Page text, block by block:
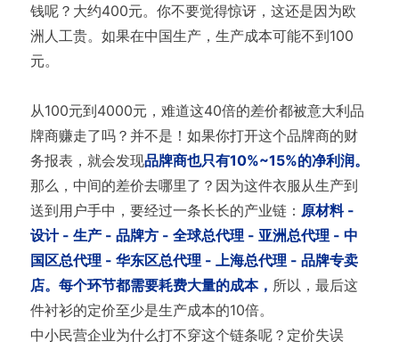
钱呢？大约400元。你不要觉得惊讶，这还是因为欧
洲人工贵。如果在中国生产，生产成本可能不到100
元。
从100元到4000元，难道这40倍的差价都被意大利品
牌商赚走了吗？并不是！如果你打开这个品牌商的财
务报表，就会发现品牌商也只有10%~15%的净利润。
那么，中间的差价去哪里了？因为这件衣服从生产到
送到用户手中，要经过一条长长的产业链： 原材料 -
设计 - 生产 - 品牌方 - 全球总代理 - 亚洲总代理 - 中
国区总代理 - 华东区总代理 - 上海总代理 - 品牌专卖
店。每个环节都需要耗费大量的成本， 所以，最后这
件衬衫的定价至少是生产成本的10倍。
中小民营企业为什么打不穿这个链条呢？定价失误